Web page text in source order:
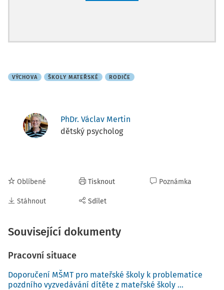
VÝCHOVA ŠKOLY MATEŘSKÉ RODIČE
PhDr. Václav Mertin
dětský psycholog
Oblíbené
Stáhnout
Tisknout
Sdílet
Poznámka
Související dokumenty
Pracovní situace
Doporučení MŠMT pro mateřské školy k problematice
pozdního vyzvedávání dítěte z mateřské školy ...